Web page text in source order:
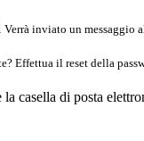
Verrà inviato un messaggio
Effettua il reset della
casella di posta